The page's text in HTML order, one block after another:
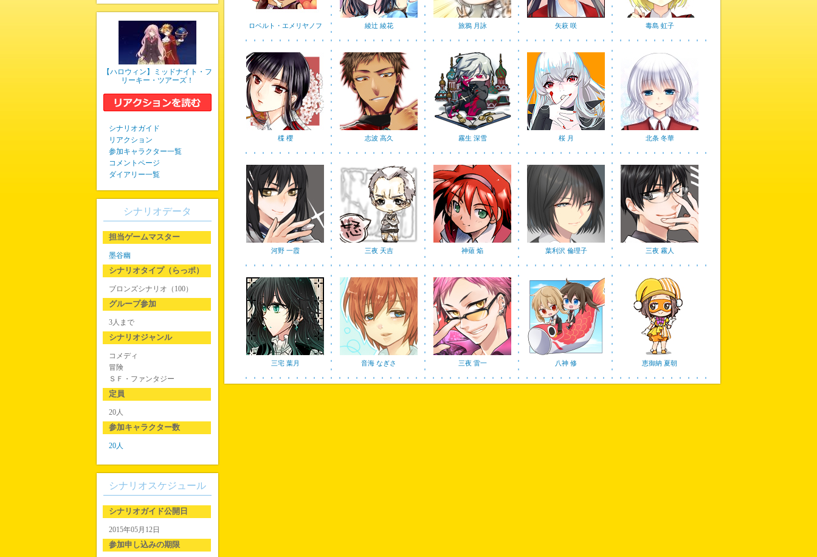
ロベルト・エメリヤノフ 綾辻 綾花 旅鴉 月詠 矢萩 咲 毒島 虹子
楪 櫻 志波 高久 霧生 深雪 桜 月 北条 冬華
河野 一霞 三夜 天吉 神薙 焔 葉利沢 倫理子 三夜 霧人
三宅 葉月 音海 なぎさ 三夜 雷一 八神 修 恵御納 夏朝
【ハロウィン】ミッドナイト・フ
リーキー・ツアーズ！
シナリオガイド
リアクション
参加キャラクター一覧
コメントページ
ダイアリー一覧
シナリオデータ
担当ゲームマスター
墨谷幽
シナリオタイプ（らっポ）
ブロンズシナリオ（100）
グループ参加
3人まで
シナリオジャンル
コメディ
冒険
ＳＦ・ファンタジー
定員
20人
参加キャラクター数
20人
シナリオスケジュール
シナリオガイド公開日
2015年05月12日
参加申し込みの期限